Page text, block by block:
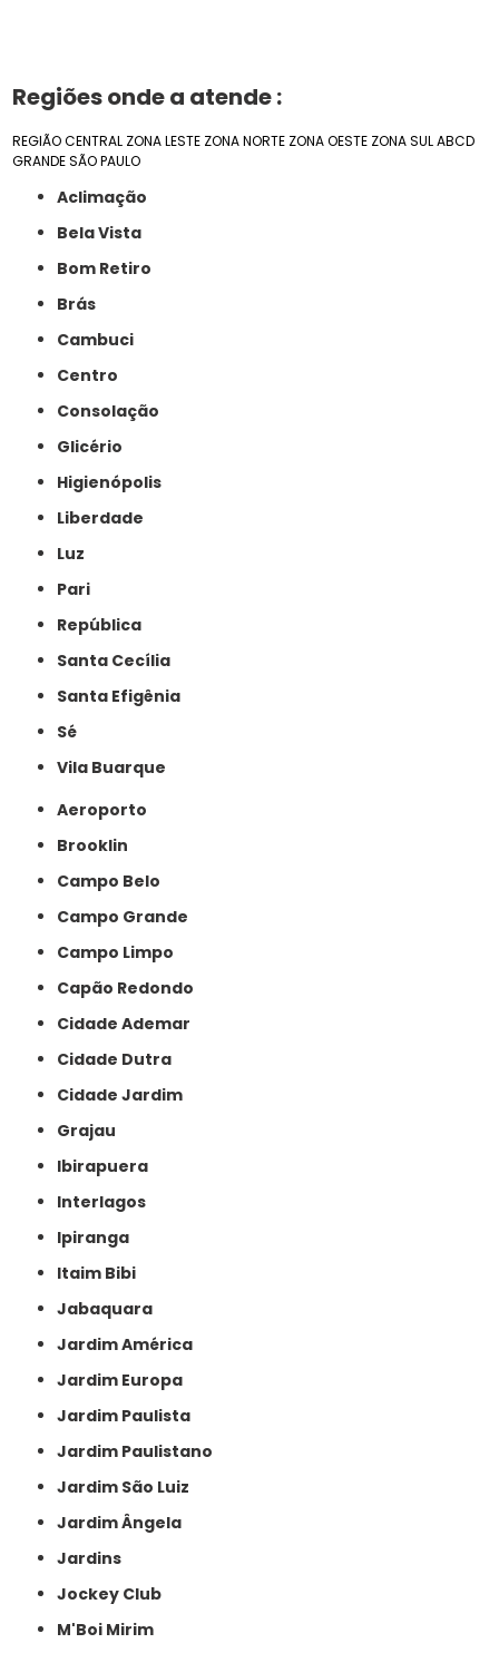
Regiões onde a atende :
REGIÃO CENTRAL ZONA LESTE ZONA NORTE ZONA OESTE ZONA SULABCD
GRANDE SÃO PAULO
Aclimação
Bela Vista
Bom Retiro
Brás
Cambuci
Centro
Consolação
Glicério
Higienópolis
Liberdade
Luz
Pari
República
Santa Cecília
Santa Efigênia
Sé
Vila Buarque
Aeroporto
Brooklin
Campo Belo
Campo Grande
Campo Limpo
Capão Redondo
Cidade Ademar
Cidade Dutra
Cidade Jardim
Grajau
Ibirapuera
Interlagos
Ipiranga
Itaim Bibi
Jabaquara
Jardim América
Jardim Europa
Jardim Paulista
Jardim Paulistano
Jardim São Luiz
Jardim Ângela
Jardins
Jockey Club
M'Boi Mirim